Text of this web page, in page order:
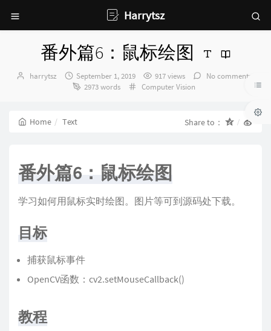
Harrytsz
番外篇6：鼠标绘图
Author：
harrytsz
发
布
September 1, 2019 917 views
No comments
2973 words
Categories：
Computer Vision
Home Text Share to：
番外篇6：鼠标绘图
学习如何用鼠标实时绘图。图片等可到源码处下载。
目标
捕获鼠标事件
OpenCV函数：cv2.setMouseCallback()
教程